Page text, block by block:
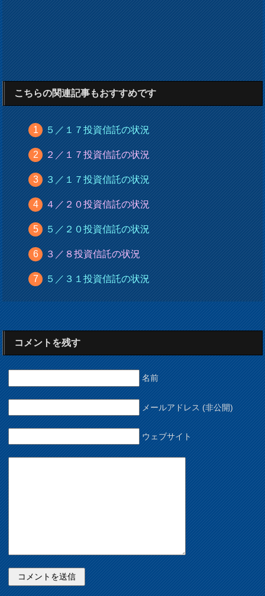
こちらの関連記事もおすすめです
５／１７投資信託の状況
２／１７投資信託の状況
３／１７投資信託の状況
４／２０投資信託の状況
５／２０投資信託の状況
３／８投資信託の状況
５／３１投資信託の状況
コメントを残す
名前
メールアドレス (非公開)
ウェブサイト